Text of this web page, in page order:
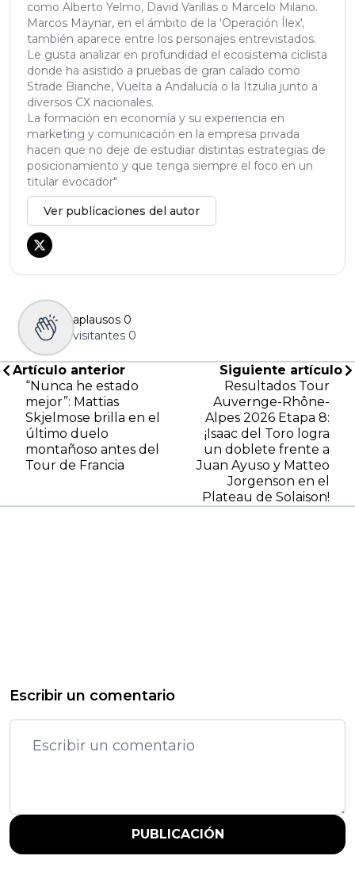
como Alberto Yelmo, David Varillas o Marcelo Milano.
Marcos Maynar, en el ámbito de la 'Operación Ílex',
también aparece entre los personajes entrevistados.
Le gusta analizar en profundidad el ecosistema ciclista
donde ha asistido a pruebas de gran calado como
Strade Bianche, Vuelta a Andalucía o la Itzulia junto a
diversos CX nacionales.
La formación en economía y su experiencia en
marketing y comunicación en la empresa privada
hacen que no deje de estudiar distintas estrategias de
posicionamiento y que tenga siempre el foco en un
titular evocador"
Ver publicaciones del autor
aplausos 0
visitantes 0
Artículo anterior
“Nunca he estado
mejor”: Mattias
Skjelmose brilla en el
último duelo
montañoso antes del
Tour de Francia
Siguiente artículo
Resultados Tour
Auvernge-Rhône-
Alpes 2026 Etapa 8:
¡Isaac del Toro logra
un doblete frente a
Juan Ayuso y Matteo
Jorgenson en el
Plateau de Solaison!
Escribir un comentario
PUBLICACIÓN